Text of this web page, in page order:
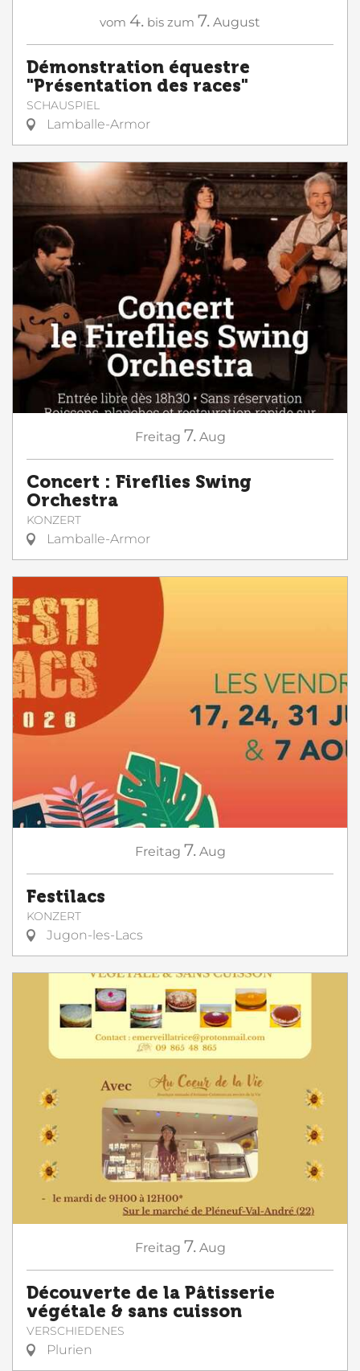
vom 4. bis zum 7. August
Démonstration équestre
"Présentation des races"
SCHAUSPIEL
Lamballe-Armor
Freitag 7. Aug
Concert : Fireflies Swing
Orchestra
KONZERT
Lamballe-Armor
Freitag 7. Aug
Festilacs
KONZERT
Jugon-les-Lacs
Freitag 7. Aug
Découverte de la Pâtisserie
végétale & sans cuisson
VERSCHIEDENES
Plurien